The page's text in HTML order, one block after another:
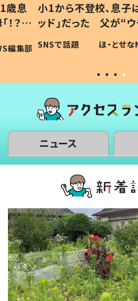
歳息
？」
編集部
小1から不登校、息子
ッド」だった 父が“
作り続ける理由とは
#令和の子
SNSで話題 ほ・とせ
ニュース